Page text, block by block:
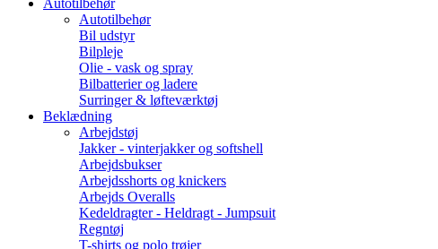
Autotilbehør
Autotilbehør
Bil udstyr
Bilpleje
Olie - vask og spray
Bilbatterier og ladere
Surringer & løfteværktøj
Beklædning
Arbejdstøj
Jakker - vinterjakker og softshell
Arbejdsbukser
Arbejdsshorts og knickers
Arbejds Overalls
Kedeldragter - Heldragt - Jumpsuit
Regntøj
T-shirts og polo trøjer